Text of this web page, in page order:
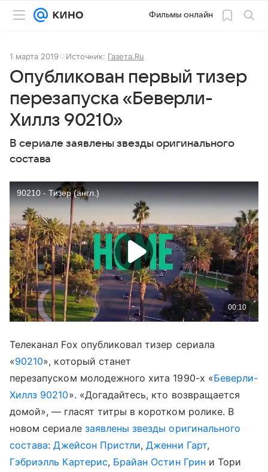
Фильмы онлайн
1 марта 2019 Источник: Газета.Ru
Опубликован первый тизер
перезапуска «Беверли-
Хиллз 90210»
В сериале заявлены звезды оригинального
состава
Телеканал Fox опубликовал тизер сериала
«90210», который станет
перезапуском молодежного хита 1990-х «Беверли-
Хиллз 90210». «Догадайтесь, кто возвращается
домой», — гласят титры в коротком ролике. В
новом сериале заявлены звезды оригинального
состава:Джейсон Пристли,Дженни Гарт,
Гэбриэлль Картерис, Брайан Остин Грин и Тори